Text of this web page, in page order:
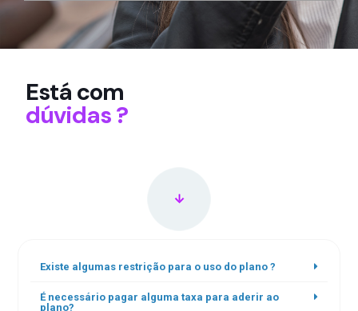
Está com
dúvidas ?
Existe algumas restrição para o uso do plano ?
É necessário pagar alguma taxa para aderir ao
plano?